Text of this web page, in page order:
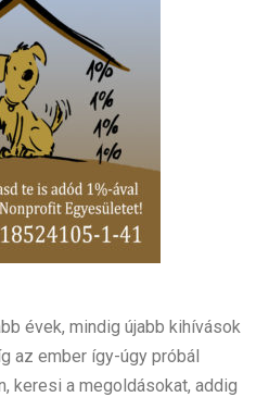
évek, mindig újabb kihívások
az ember így-úgy próbál
keresi a megoldásokat, addig